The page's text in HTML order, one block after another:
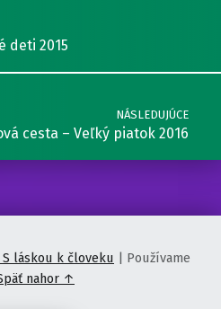
deti 2015
NÁSLEDUJÚCE
cesta – Veľký piatok 2016
láskou k človeku
Používame
nahor ↑